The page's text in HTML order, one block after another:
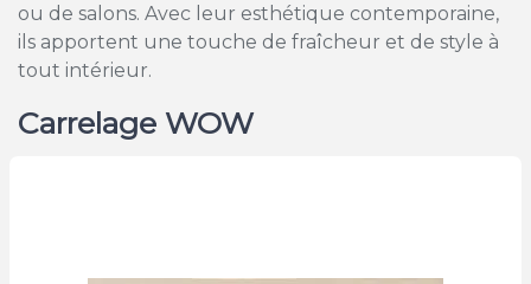
ou de salons. Avec leur esthétique contemporaine,
ils apportent une touche de fraîcheur et de style à
tout intérieur.
Carrelage WOW